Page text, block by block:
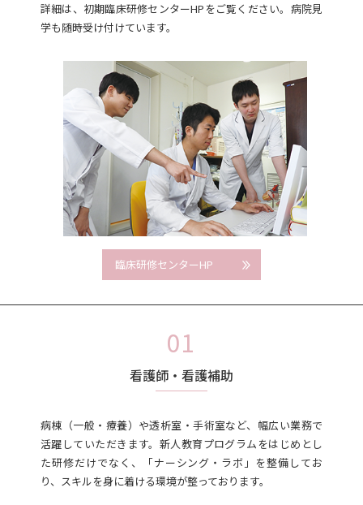
詳細は、初期臨床研修センターHPをご覧ください。病院見
学も随時受け付けています。
臨床研修センターHP
看護師・看護補助
病棟（一般・療養）や透析室・手術室など、幅広い業務で
活躍していただきます。新人教育プログラムをはじめとし
た研修だけでなく、「ナーシング・ラボ」を整備してお
り、スキルを身に着ける環境が整っております。